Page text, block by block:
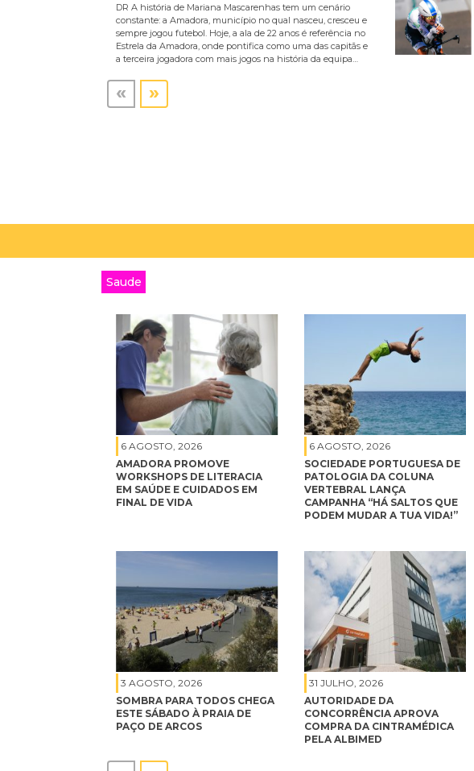
DR A história de Mariana Mascarenhas tem um cenário
constante: a Amadora, município no qual nasceu, cresceu e
sempre jogou futebol. Hoje, a ala de 22 anos é referência no
Estrela da Amadora, onde pontifica como uma das capitãs e
a terceira jogadora com mais jogos na história da equipa…
« »
Saude
6 AGOSTO, 2026
AMADORA PROMOVE
WORKSHOPS DE LITERACIA
EM SAÚDE E CUIDADOS EM
FINAL DE VIDA
6 AGOSTO, 2026
SOCIEDADE PORTUGUESA DE
PATOLOGIA DA COLUNA
VERTEBRAL LANÇA
CAMPANHA “HÁ SALTOS QUE
PODEM MUDAR A TUA VIDA!”
3 AGOSTO, 2026
SOMBRA PARA TODOS CHEGA
ESTE SÁBADO À PRAIA DE
PAÇO DE ARCOS
31 JULHO, 2026
AUTORIDADE DA
CONCORRÊNCIA APROVA
COMPRA DA CINTRAMÉDICA
PELA ALBIMED